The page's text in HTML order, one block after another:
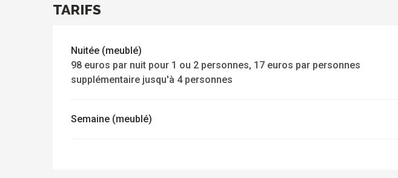
TARIFS
Nuitée (meublé)
98 euros par nuit pour 1 ou 2 personnes, 17 euros par personnes
supplémentaire jusqu'à 4 personnes
Semaine (meublé)